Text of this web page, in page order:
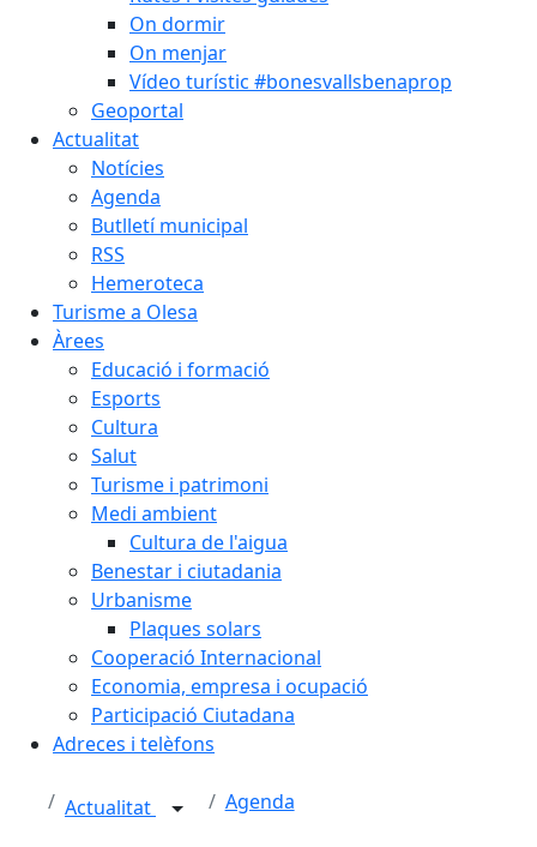
On dormir
On menjar
Vídeo turístic #bonesvallsbenaprop
Geoportal
Actualitat
Notícies
Agenda
Butlletí municipal
RSS
Hemeroteca
Turisme a Olesa
Àrees
Educació i formació
Esports
Cultura
Salut
Turisme i patrimoni
Medi ambient
Cultura de l'aigua
Benestar i ciutadania
Urbanisme
Plaques solars
Cooperació Internacional
Economia, empresa i ocupació
Participació Ciutadana
Adreces i telèfons
Actualitat Agenda